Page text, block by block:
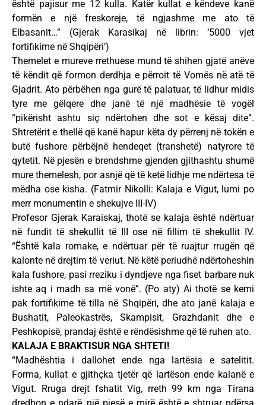
është pajisur me 12 kulla. Katër kullat e këndeve kanë
formën e një freskoreje, të ngjashme me ato të
Elbasanit…” (Gjerak Karasikaj në librin: ‘5000 vjet
fortifikime në Shqipëri’)
Themelet e mureve rrethuese mund të shihen gjatë anëve
të këndit që formon derdhja e përroit të Vomës në atë të
Gjadrit. Ato përbëhen nga gurë të palatuar, të lidhur midis
tyre me gëlqere dhe janë të një madhësie të vogël
“pikërisht ashtu siç ndërtohen dhe sot e kësaj dite”.
Shtretërit e thellë që kanë hapur këta dy përrenj në tokën e
butë fushore përbëjnë hendeqet (transhetë) natyrore të
qytetit. Në pjesën e brendshme gjenden gjithashtu shumë
mure themelesh, por asnjë që të ketë lidhje me ndërtesa të
mëdha ose kisha. (Fatmir Nikolli: Kalaja e Vigut, lumi po
merr monumentin e shekujve III-IV)
Profesor Gjerak Karaiskaj, thotë se kalaja është ndërtuar
në fundit të shekullit të III ose në fillim të shekullit IV.
“Është kala romake, e ndërtuar për të ruajtur rrugën që
kalonte në drejtim të veriut. Në këtë periudhë ndërtoheshin
kala fushore, pasi rreziku i dyndjeve nga fiset barbare nuk
ishte aq i madh sa më vonë”. (Po aty) Ai thotë se kemi
pak fortifikime të tilla në Shqipëri, dhe ato janë kalaja e
Bushatit, Paleokastrës, Skampisit, Grazhdanit dhe e
Peshkopisë, prandaj është e rëndësishme që të ruhen ato.
KALAJA E BRAKTISUR NGA SHTETI!
“Madhështia i dallohet ende nga lartësia e satelitit.
Forma, kullat e gjithçka tjetër që lartëson ende kalanë e
Vigut. Rruga drejt fshatit Vig, rreth 99 km nga Tirana